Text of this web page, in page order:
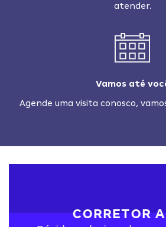
atender.
Vamos até
Agende uma visita conosco,
CORRETOR